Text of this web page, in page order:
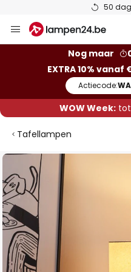
50
naar
Nog maar
EXTRA 10% vanaf
Actiecode:
WOW Week:tot
Tafellampen
Ga
naar
het
einde
van
de
afbeeldingen-
gallerij